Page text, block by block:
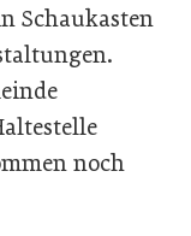
Schaukasten
noch